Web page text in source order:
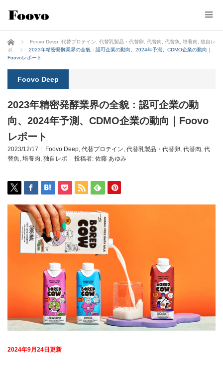
ホーム Foovo Deep 代替プロテイン 代替乳製品・代替卵 代替肉 代替魚 培養肉
独自レ
ポ
2023年精密発酵業界の全貌：認可企業の動向、2024年予測、CDMO企業の動向｜
Foovoレポート
Foovo Deep
2023年精密発酵業界の全貌：認可企業の動
向、2024年予測、CDMO企業の動向｜Foovo
レポート
2023/12/17 Foovo Deep, 代替プロテイン, 代替乳製品・代替卵, 代替肉, 代
替魚, 培養肉, 独自レポ 投稿者: 佐藤 あゆみ
2024年9月24日更新